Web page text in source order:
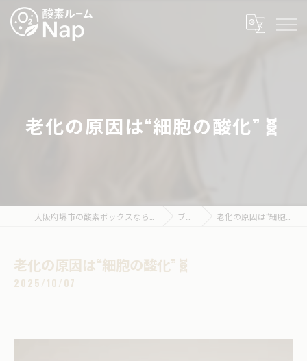
老化の原因は“細胞の酸化”🧬
ブログ 老化の原因は“細胞の酸化”🧬
老化の原因は“細胞の酸化”🧬
2025/10/07